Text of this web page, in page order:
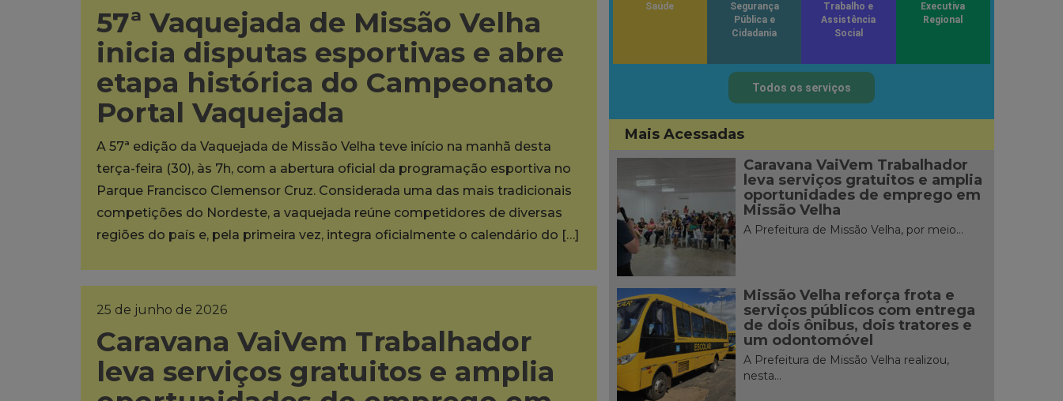
57ª Vaquejada de Missão Velha
inicia disputas esportivas e abre
etapa histórica do Campeonato
Portal Vaquejada
A 57ª edição da Vaquejada de Missão Velha teve início na manhã desta
terça-feira (30), às 7h, com a abertura oficial da programação esportiva no
Parque Francisco Clemensor Cruz. Considerada uma das mais tradicionais
competições do Nordeste, a vaquejada reúne competidores de diversas
regiões do país e, pela primeira vez, integra oficialmente o calendário do […]
25 de junho de 2026
Caravana VaiVem Trabalhador
leva serviços gratuitos e amplia
Saúde
Segurança
Pública e
Cidadania
Trabalho e
Assistência
Social
Executiva
Regional
Todos os serviços
Mais Acessadas
Caravana VaiVem Trabalhador
leva serviços gratuitos e amplia
oportunidades de emprego em
Missão Velha
A Prefeitura de Missão Velha, por meio...
Missão Velha reforça frota e
serviços públicos com entrega
de dois ônibus, dois tratores e
um odontomóvel
A Prefeitura de Missão Velha realizou,
nesta...